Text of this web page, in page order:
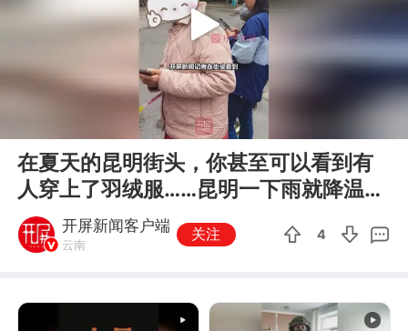
Play
在夏天的昆明街头，你甚至可以看到有
人穿上了羽绒服……昆明一下雨就降温，
大家注意保暖#降温#在夏天过冬...
开屏新闻客户端
云南
关注 4